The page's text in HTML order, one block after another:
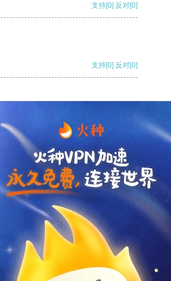
支持[0] 反对[0]
支持[0] 反对[0]
支持
支持[0] 反对[0]
支持[0] 反对[0]